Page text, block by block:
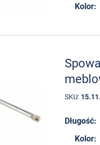
Kolor:
SKU:
Długość:
Kolor: